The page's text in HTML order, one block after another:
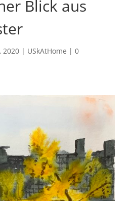
Blick aus
2020| USkAtHome | 0